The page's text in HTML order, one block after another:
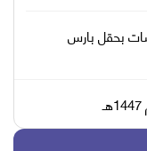
بحقل بارس